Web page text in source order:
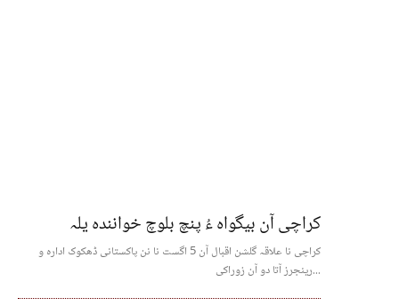
کراچی آن بیگواہ ءُ پنچ بلوچ خوانندہ یلہ
کراچی نا علاقہ گلشن اقبال آن 5 اگست نا نن پاکستانی ڈھکوک ادارہ و
رینجرز آتا دو آن زوراکی...